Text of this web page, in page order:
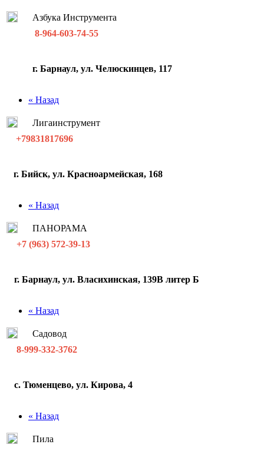
Азбука Инструмента
8-964-603-74-55
г. Барнаул, ул. Челюскинцев, 117
« Назад
Лигаинструмент
+79831817696
г. Бийск, ул. Красноармейская, 168
« Назад
ПАНОРАМА
+7 (963) 572-39-13
г. Барнаул, ул. Власихинская, 139В литер Б
« Назад
Садовод
8-999-332-3762
с. Тюменцево, ул. Кирова, 4
« Назад
Пила